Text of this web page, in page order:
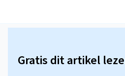
Gratis dit artikel